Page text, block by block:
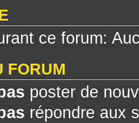
ce forum:
FORUM
poster de
répondre aux